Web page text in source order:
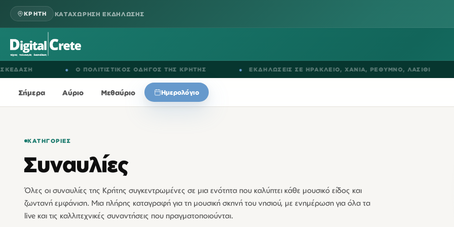
ΚΡΗΤΗ ΚΑΤΑΧΩΡΗΣΗ ΕΚΔΗΛΩΣΗΣ
● Ο ΠΟΛΙΤΙΣΤΙΚΟΣ ΟΔΗΓΟΣ ΤΗΣ ΚΡΗΤΗΣ ● ΕΚΔΗΛΩΣΕΙΣ ΣΕΗΡΑΚΛΕΙΟ ,ΧΑΝΙΑ,ΡΕΘΥΜΝΟ,ΛΑΣΙΘΙ ● BLOGS
Σήμερα Αύριο Μεθαύριο Ημερολόγιο
ΚΑΤΗΓΟΡΊΕΣ
Συναυλίες
Όλες οι συναυλίες της Κρήτης συγκεντρωμένες σε μια ενότητα που καλύπτει κάθε μουσικό είδος και
ζωντανή εμφάνιση. Μια πλήρης καταγραφή για τη μουσική σκηνή του νησιού, με ενημέρωση για όλα τα
live και τις καλλιτεχνικές συναντήσεις που πραγματοποιούνται.